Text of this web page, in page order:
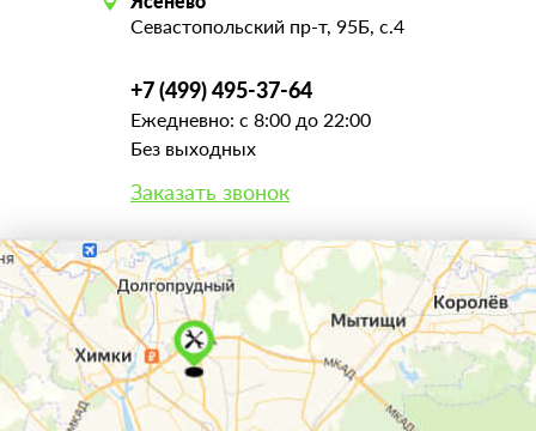
Севастопольский пр-т, 95Б, с.4
+7 (499) 495-37-64
Ежедневно: с 8:00 до 22:00
Без выходных
Заказать звонок